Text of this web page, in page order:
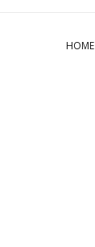
HOME